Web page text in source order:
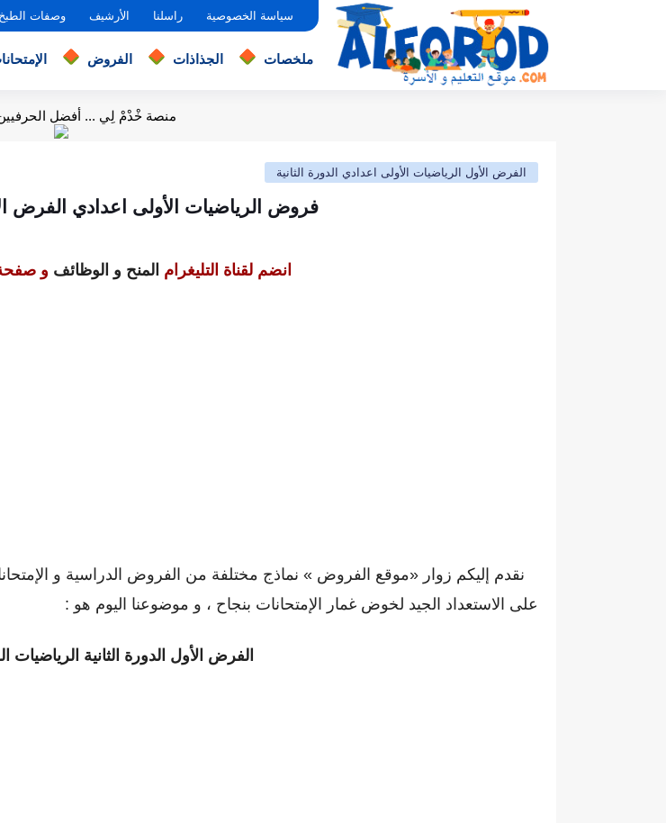
سياسة الخصوصية راسلنا الأرشيف وصفات الطبخ
ملخصات الجذاذات الفروض
منصة خْدْمْ لِي ... أفضل
الفرض الأول الرياضيات الأولى اعدادي الدورة الثانية
فروض الرياضيات الأولى اعدادي الفرض
انضم لقناة التليغرام المنح و الوظائف و
نقدم إليكم زوار «موقع الفروض » نماذج مختلفة من الفروض الدراسية و
على الاستعداد الجيد لخوض غمار الإمتحانات بنجاح ، و موضوعنا اليوم هو :
الفرض الأول الدورة الثانية